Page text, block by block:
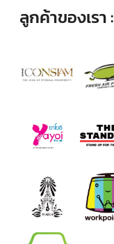
ลูกค้าของเรา :